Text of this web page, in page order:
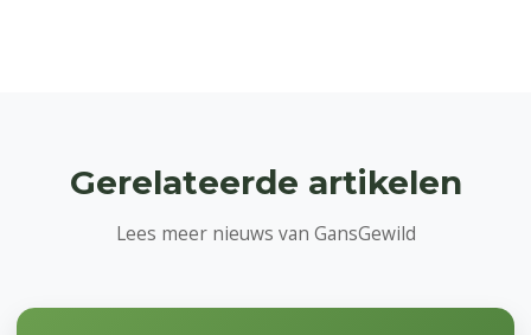
Gerelateerde artikelen
Lees meer nieuws van GansGewild